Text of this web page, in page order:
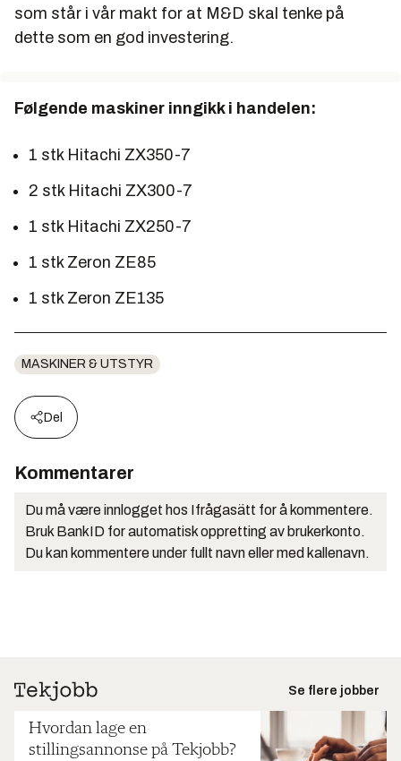
som står i vår makt for at M&D skal tenke på
dette som en god investering.
Følgende maskiner inngikk i handelen:
1 stk Hitachi ZX350-7
2 stk Hitachi ZX300-7
1 stk Hitachi ZX250-7
1 stk Zeron ZE85
1 stk Zeron ZE135
MASKINER & UTSTYR
Del
Kommentarer
Du må være innlogget hos Ifrågasätt for å kommentere.
Bruk BankID for automatisk oppretting av brukerkonto.
Du kan kommentere under fullt navn eller med kallenavn.
Se flere jobber
Hvordan lage en
stillingsannonse på Tekjobb?